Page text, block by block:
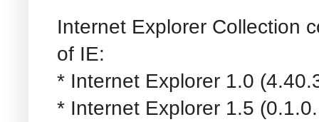
Internet Explorer Collection
of IE:
* Internet Explorer 1.0
* Internet Explorer 1.5